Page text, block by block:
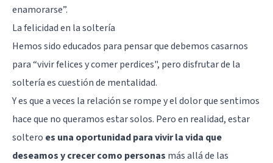
enamorarse”.
La felicidad en la soltería
Hemos sido educados para pensar que debemos casarnos
para “vivir felices y comer perdices", pero disfrutar de la
soltería es cuestión de mentalidad.
Y es que a veces la relación se rompe y el dolor que sentimos
hace que no queramos estar solos. Pero en realidad, estar
soltero es una oportunidad para vivir la vida que
deseamos y crecer como personas más allá de las